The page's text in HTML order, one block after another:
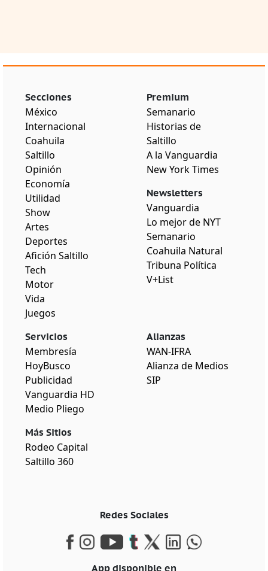
Secciones
México
Internacional
Coahuila
Saltillo
Opinión
Economía
Utilidad
Show
Artes
Deportes
Afición Saltillo
Tech
Motor
Vida
Juegos
Premium
Semanario
Historias de
Saltillo
A la Vanguardia
New York Times
Newsletters
Vanguardia
Lo mejor de NYT
Semanario
Coahuila Natural
Tribuna Política
V+List
Servicios
Membresía
HoyBusco
Publicidad
Vanguardia HD
Medio Pliego
Más Sitios
Rodeo Capital
Saltillo 360
Alianzas
WAN-IFRA
Alianza de Medios
SIP
Redes Sociales